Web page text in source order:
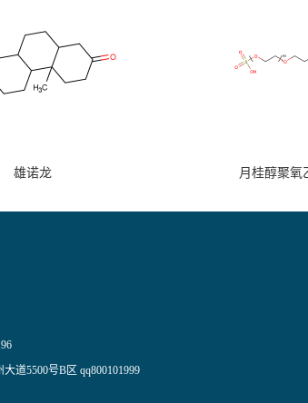
雄诺龙 月桂醇聚氧
道5500号B区 qq800101999